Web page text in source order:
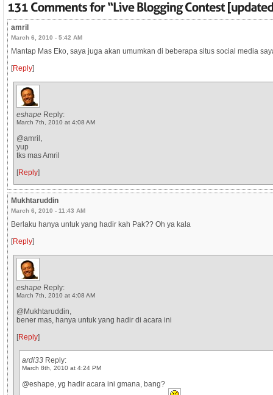
amril
March 6, 2010 - 5:42 AM
Mantap Mas Eko, saya juga akan umumkan di beberapa situs social media
[Reply]
eshape Reply:
March 7th, 2010 at 4:08 AM
@amril,
yup
tks mas Amril
[Reply]
Mukhtaruddin
March 6, 2010 - 11:43 AM
Berlaku hanya untuk yang hadir kah Pak?? Oh ya kala
[Reply]
eshape Reply:
March 7th, 2010 at 4:08 AM
@Mukhtaruddin,
bener mas, hanya untuk yang hadir di acara ini
[Reply]
ardi33 Reply:
March 8th, 2010 at 4:24 PM
@eshape, yg hadir acara ini gmana, bang?